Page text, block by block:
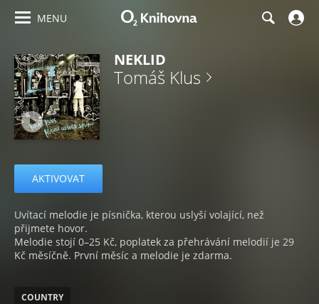
MENU
NEKLID
Tomáš Klus
AKTIVOVAT
Uvítací melodie je písnička, kterou uslyší volající, než
přijmete hovor.
Melodie stojí 0–25 Kč, poplatek za přehrávání melodií je 29
Kč měsíčně. První měsíc a melodie je zdarma.
COUNTRY